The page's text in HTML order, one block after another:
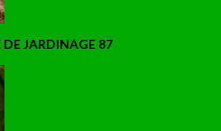
DE JARDINAGE 87